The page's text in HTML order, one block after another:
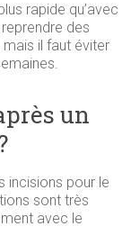
rapide qu’avec
des
il faut éviter
un
incisions pour le
sont très
avec le